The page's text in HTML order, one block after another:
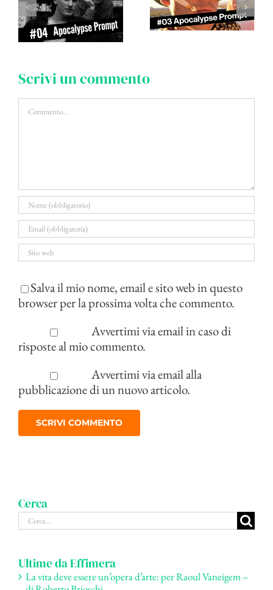
Scrivi un commento
Commento
Salva il mio nome, email e sito web in questo
browser per la prossima volta che commento.
Avvertimi via email in caso di
risposte al mio commento.
Avvertimi via email alla
pubblicazione di un nuovo articolo.
Cerca
Cerca
per:
Ultime da Effimera
La vita deve essere un’opera d’arte: per Raoul Vaneigem –